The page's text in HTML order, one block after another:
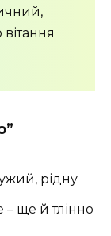
рідну
– ще й тлінно